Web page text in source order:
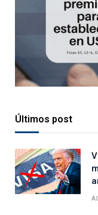
Últimos post